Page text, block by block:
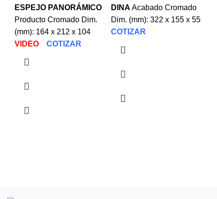
ESPEJO PANORÁMICO
Producto Cromado Dim.
(mm): 164 x 212 x 104
VIDEO
COTIZAR
DINA Acabado Cromado
Dim. (mm): 322 x 155 x 55
COTIZAR